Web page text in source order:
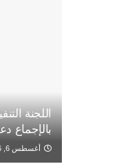
اللجنة
بالإجماع
أغسطس 6, 2026